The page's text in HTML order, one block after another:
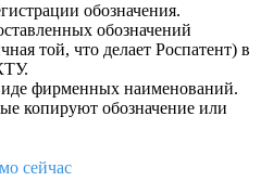
обозначения.
обозначений
той, что делает Роспатент) в
фирменных наименований.
копируют обозначение или
сейчас